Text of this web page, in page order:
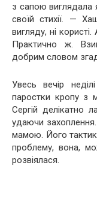
з сапою виглядала
своїй стихії. —
вигляду, ні
Практично ж.
добрим словом
Увесь вечір
паростки кропу з
Сергій делікатно
удаючи
мамою. Його
проблему, вона,
розвіялася.